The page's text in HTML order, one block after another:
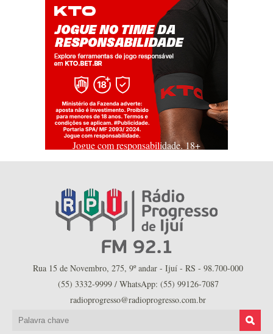
Jogue com responsabilidade. 18+
Rua 15 de Novembro, 275, 9º andar - Ijuí - RS - 98.700-000
(55) 3332-9999 / WhatsApp: (55) 99126-7087
radioprogresso@radioprogresso.com.br